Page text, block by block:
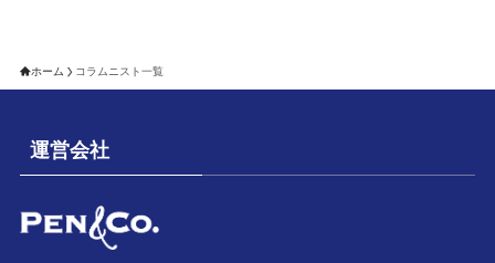
ホーム コラムニスト一覧
運営会社